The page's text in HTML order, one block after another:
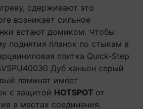
сдерживают это
возникает сильное
встают домиком. Чтобы
поднятия планок по стыкам в
плитка Quick-Step
Дуб каньон серый
ламинат имеет
с защитой HOTSPOT от
в местах соединения.